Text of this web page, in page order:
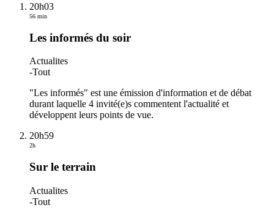
20h03
56 min
Les informés du soir
Actualites
-Tout
"Les informés" est une émission d'information et de débat
durant laquelle 4 invité(e)s commentent l'actualité et
développent leurs points de vue.
20h59
2h
Sur le terrain
Actualites
-Tout